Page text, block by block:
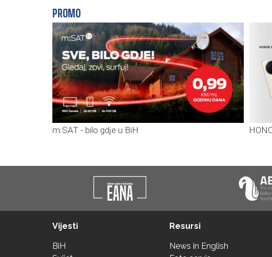
PROMO
m:SAT - bilo gdje u BiH
Vijesti
BiH
Resursi
News in English